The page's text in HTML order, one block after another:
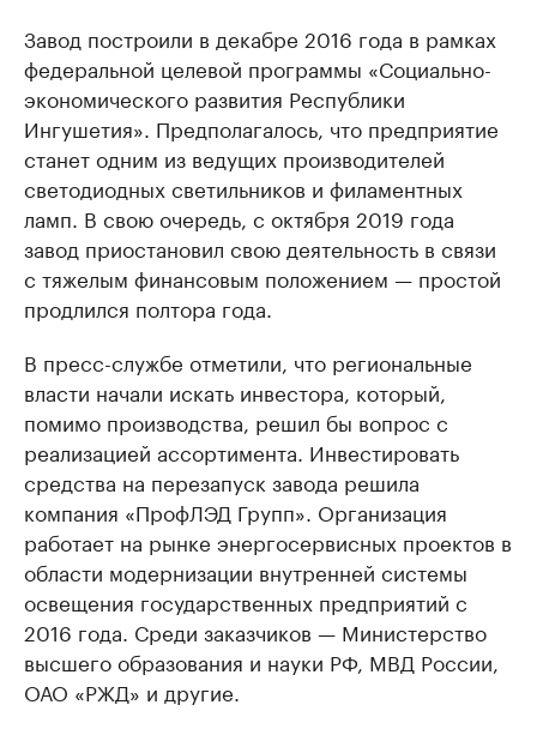
Завод построили в декабре 2016 года в рамках
федеральной целевой программы «Социально-
экономического развития Республики
Ингушетия». Предполагалось, что предприятие
станет одним из ведущих производителей
светодиодных светильников и филаментных
ламп. В свою очередь, с октября 2019 года
завод приостановил свою деятельность в связи
с тяжелым финансовым положением — простой
продлился полтора года.
В пресс-службе отметили, что региональные
власти начали искать инвестора, который,
помимо производства, решил бы вопрос с
реализацией ассортимента. Инвестировать
средства на перезапуск завода решила
компания «ПрофЛЭД Групп». Организация
работает на рынке энергосервисных проектов в
области модернизации внутренней системы
освещения государственных предприятий с
2016 года. Среди заказчиков — Министерство
высшего образования и науки РФ, МВД России,
ОАО «РЖД» и другие.